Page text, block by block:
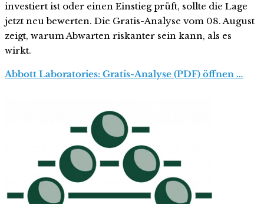
investiert ist oder einen Einstieg prüft, sollte die Lage
jetzt neu bewerten. Die Gratis-Analyse vom 08. August
zeigt, warum Abwarten riskanter sein kann, als es
wirkt.
Abbott Laboratories: Gratis-Analyse (PDF) öffnen …